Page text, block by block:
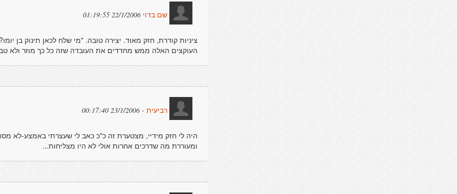
שם בדוי 22/1/2006 01:19:55
ציניות קודרת, חזק מאוד. יצירה טובה. "מי שלח לכאן תינוק בן
העוקצים האלה ממש מחדדים את העובדה שזה כל כך מוזר ולא
רביעית - 23/1/2006 00:17:40
היה לי חזק מידיי, מצטערת זה כ"כ כאב לי שעצרתי באמצע-לא
ומעוררת מה שדרכים אחרות אולי לא היו מצליחות...